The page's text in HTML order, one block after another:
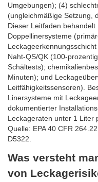
Umgebungen); (4)
(ungleichmäßige Setzung,
Dieser Leitfaden
Doppellinersysteme
Naht-QS/QK (100-
Schältests);
Minuten); und
Leitfähigkeitssensoren).
Linersysteme mit
dokumentierter
Leckageraten unter 1 Liter
Quelle: EPA 40 CFR
D5322.
Was versteht
von